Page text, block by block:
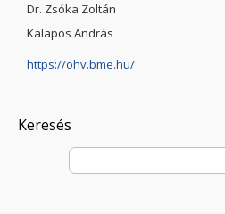
Dr. Zsóka Zoltán
Kalapos András
https://ohv.bme.hu/
Keresés